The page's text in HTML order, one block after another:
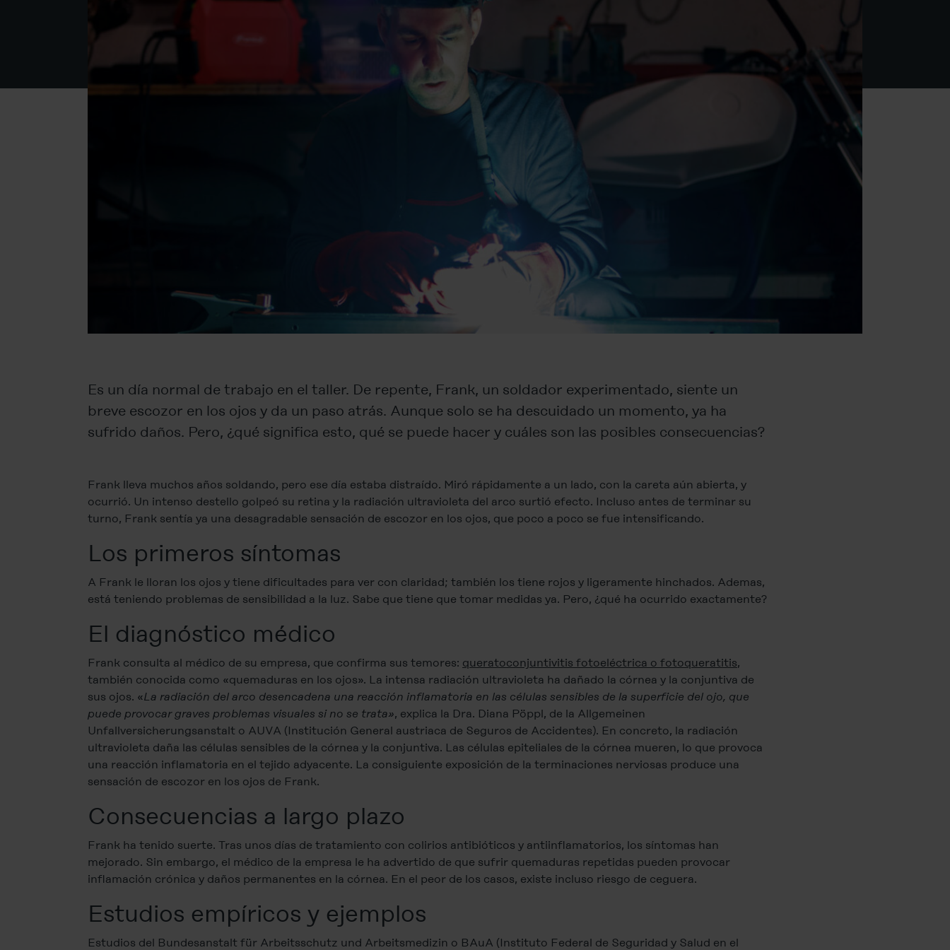
Es un día normal de trabajo en el taller. De repente, Frank, un soldador experimentado, siente un
breve escozor en los ojos y da un paso atrás. Aunque solo se ha descuidado un momento, ya ha
sufrido daños. Pero, ¿qué significa esto, qué se puede hacer y cuáles son las posibles consecuencias?
Frank lleva muchos años soldando, pero ese día estaba distraído. Miró rápidamente a un lado, con la careta aún abierta, y
ocurrió. Un intenso destello golpeó su retina y la radiación ultravioleta del arco surtió efecto. Incluso antes de terminar su
turno, Frank sentía ya una desagradable sensación de escozor en los ojos, que poco a poco se fue intensificando.
Los primeros síntomas
A Frank le lloran los ojos y tiene dificultades para ver con claridad; también los tiene rojos y ligeramente hinchados. Ademas,
está teniendo problemas de sensibilidad a la luz. Sabe que tiene que tomar medidas ya. Pero, ¿qué ha ocurrido exactamente?
El diagnóstico médico
Frank consulta al médico de su empresa, que confirma sus temores: queratoconjuntivitis fotoeléctrica o fotoqueratitis,
también conocida como «quemaduras en los ojos». La intensa radiación ultravioleta ha dañado la córnea y la conjuntiva de
sus ojos. «La radiación del arco desencadena una reacción inflamatoria en las células sensibles de la superficie del ojo, que
puede provocar graves problemas visuales si no se trata», explica la Dra. Diana Pöppl, de la Allgemeinen
Unfallversicherungsanstalt o AUVA (Institución General austriaca de Seguros de Accidentes). En concreto, la radiación
ultravioleta daña las células sensibles de la córnea y la conjuntiva. Las células epiteliales de la córnea mueren, lo que provoca
una reacción inflamatoria en el tejido adyacente. La consiguiente exposición de la terminaciones nerviosas produce una
sensación de escozor en los ojos de Frank.
Consecuencias a largo plazo
Frank ha tenido suerte. Tras unos días de tratamiento con colirios antibióticos y antiinflamatorios, los síntomas han
mejorado. Sin embargo, el médico de la empresa le ha advertido de que sufrir quemaduras repetidas pueden provocar
inflamación crónica y daños permanentes en la córnea. En el peor de los casos, existe incluso riesgo de ceguera.
Estudios empíricos y ejemplos
Estudios del Bundesanstalt für Arbeitsschutz und Arbeitsmedizin o BAuA (Instituto Federal de Seguridad y Salud en el